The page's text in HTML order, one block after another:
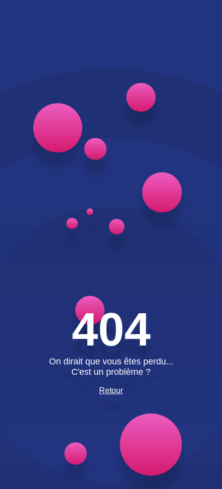
404
On dirait que vous êtes perdu...
C'est un problème ?
Retour